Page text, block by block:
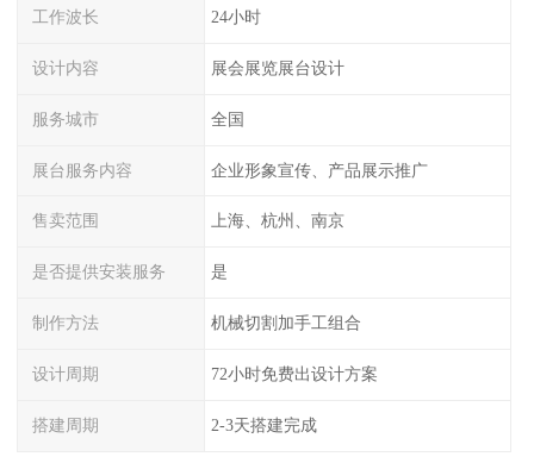
工作波长 24小时
设计内容 展会展览展台设计
服务城市 全国
展台服务内容 企业形象宣传、产品展示推广
售卖范围 上海、杭州、南京
是否提供安装服务 是
制作方法 机械切割加手工组合
设计周期 72小时免费出设计方案
搭建周期 2-3天搭建完成